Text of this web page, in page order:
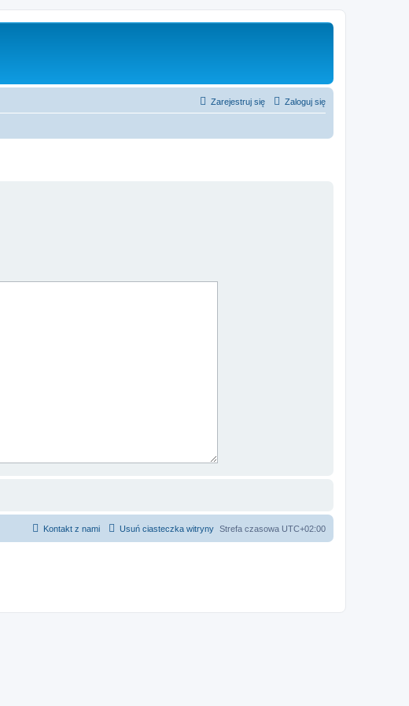
Zaloguj się
Zarejestruj się
Strefa czasowa UTC+02:00
Usuń ciasteczka witryny
Kontakt z nami